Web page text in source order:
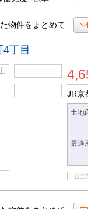
物件をまとめて
丁目
JR京
土地
最適